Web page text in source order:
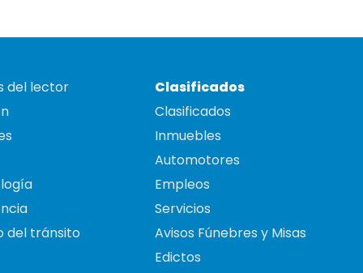
del lector
del tránsito
Clasificados
Clasificados
Inmuebles
Automotores
Empleos
Servicios
Avisos Fúnebres y Misas
Edictos